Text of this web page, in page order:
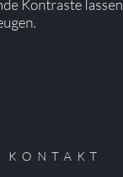
Kontraste lassen
KONTAKT